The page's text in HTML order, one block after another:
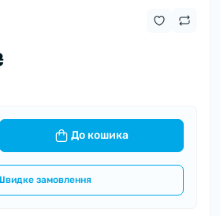
До кошика
замовлення